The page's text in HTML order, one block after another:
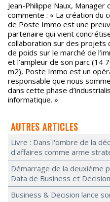
Jean-Philippe Naux, Manager
commente : « La création du
de Poste Immo est une
partenaire qui vient
collaboration sur des projets
de poids sur le marché de
et l’ampleur de son parc (14
m2), Poste Immo est un
responsable que nous
dans cette phase
informatique. »
AUTRES ARTICLES
Livre : Dans l'ombre de la
d'affaires comme arme
Démarrage de la deuxième
Data de Business et Decision
Business & Decision lance